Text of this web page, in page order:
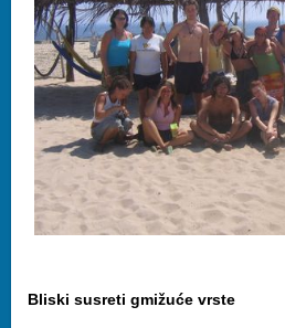
Bliski susreti gmižuće vrste